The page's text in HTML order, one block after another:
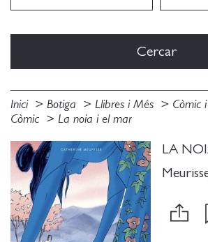
Inici Botiga Llibres i Més
Còmic
Còmic
La noia i el mar
LA